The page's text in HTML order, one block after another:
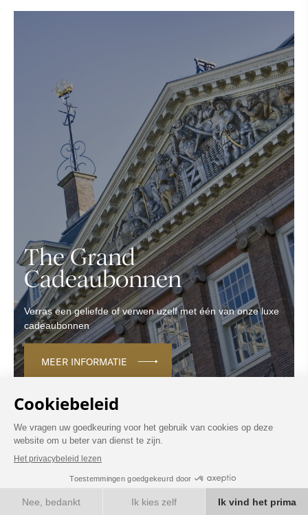
The Grand
Cadeaubonnen
Verras een geliefde of verwen uzelf met één van onze luxe
cadeaubonnen
MEER INFORMATIE
BOEK NU